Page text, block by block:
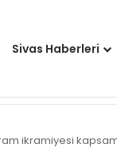
Sivas Haberleri
uyarısı: Zorunlu
ikramiyesi